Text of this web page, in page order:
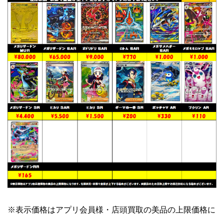
※表示価格はアプリ会員様・店頭買取の美品の上限価格に